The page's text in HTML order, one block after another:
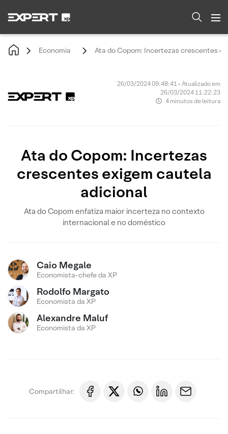
Economia Ata do Copom: Incertezas crescentes
26/03/2024 09:48:41 • Atualizado em
26/03/2024 11:22:23
4 minutos de leitura
Ata do Copom: Incertezas
crescentes exigem cautela
adicional
Ata do Copom enfatiza maior incerteza no contexto
internacional e no doméstico
Caio Megale
Economista-chefe da XP
Rodolfo Margato
Economista da XP
Alexandre Maluf
Economista da XP
Compartilhar: